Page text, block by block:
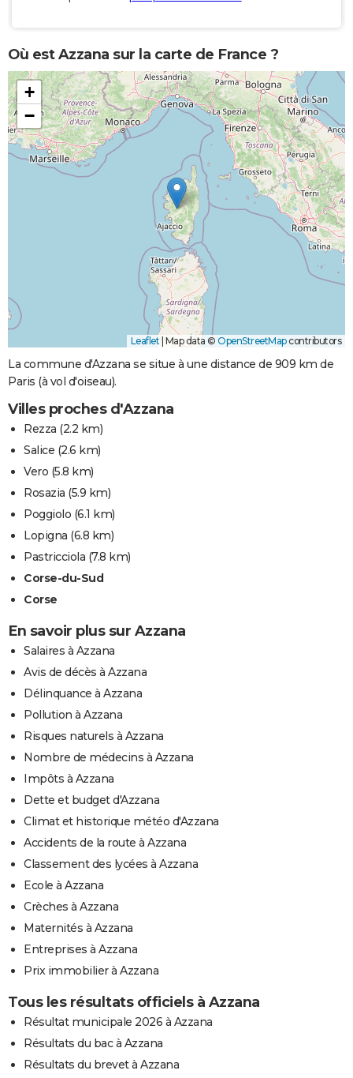
Où est Azzana sur la carte de France ?
+
−
Leaflet Map data © OpenStreetMapcontributors
La commune d'Azzana se situe à une distance de 909 km de
Paris (à vol d'oiseau).
Villes proches d'Azzana
Rezza (2.2 km)
Salice (2.6 km)
Vero (5.8 km)
Rosazia (5.9 km)
Poggiolo (6.1 km)
Lopigna (6.8 km)
Pastricciola (7.8 km)
Corse-du-Sud
Corse
En savoir plus sur Azzana
Salaires à Azzana
Avis de décès à Azzana
Délinquance à Azzana
Pollution à Azzana
Risques naturels à Azzana
Nombre de médecins à Azzana
Impôts à Azzana
Dette et budget d'Azzana
Climat et historique météo d'Azzana
Accidents de la route à Azzana
Classement des lycées à Azzana
Ecole à Azzana
Crèches à Azzana
Maternités à Azzana
Entreprises à Azzana
Prix immobilier à Azzana
Tous les résultats officiels à Azzana
Résultat municipale 2026 à Azzana
Résultats du bac à Azzana
Résultats du brevet à Azzana